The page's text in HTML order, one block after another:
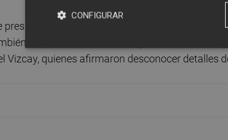
de Osasuna de 2012 a 2014 y a su
ex presidente del club 'rojillo' durante 2002 y
Vizcay, quienes afirmaron desconocer detalles
CONFIGURAR